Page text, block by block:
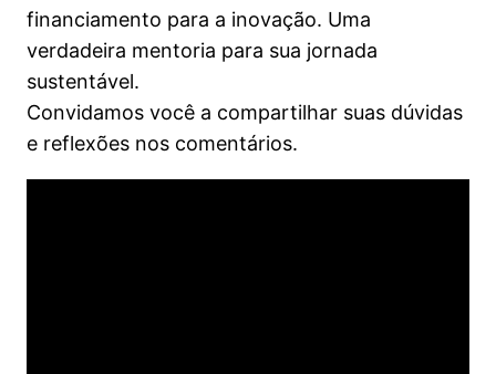
financiamento para a inovação. Uma
verdadeira mentoria para sua jornada
sustentável.
Convidamos você a compartilhar suas dúvidas
e reflexões nos comentários.